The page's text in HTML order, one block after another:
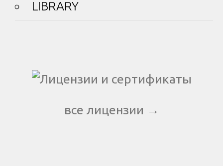
LIBRARY
все лицензии →